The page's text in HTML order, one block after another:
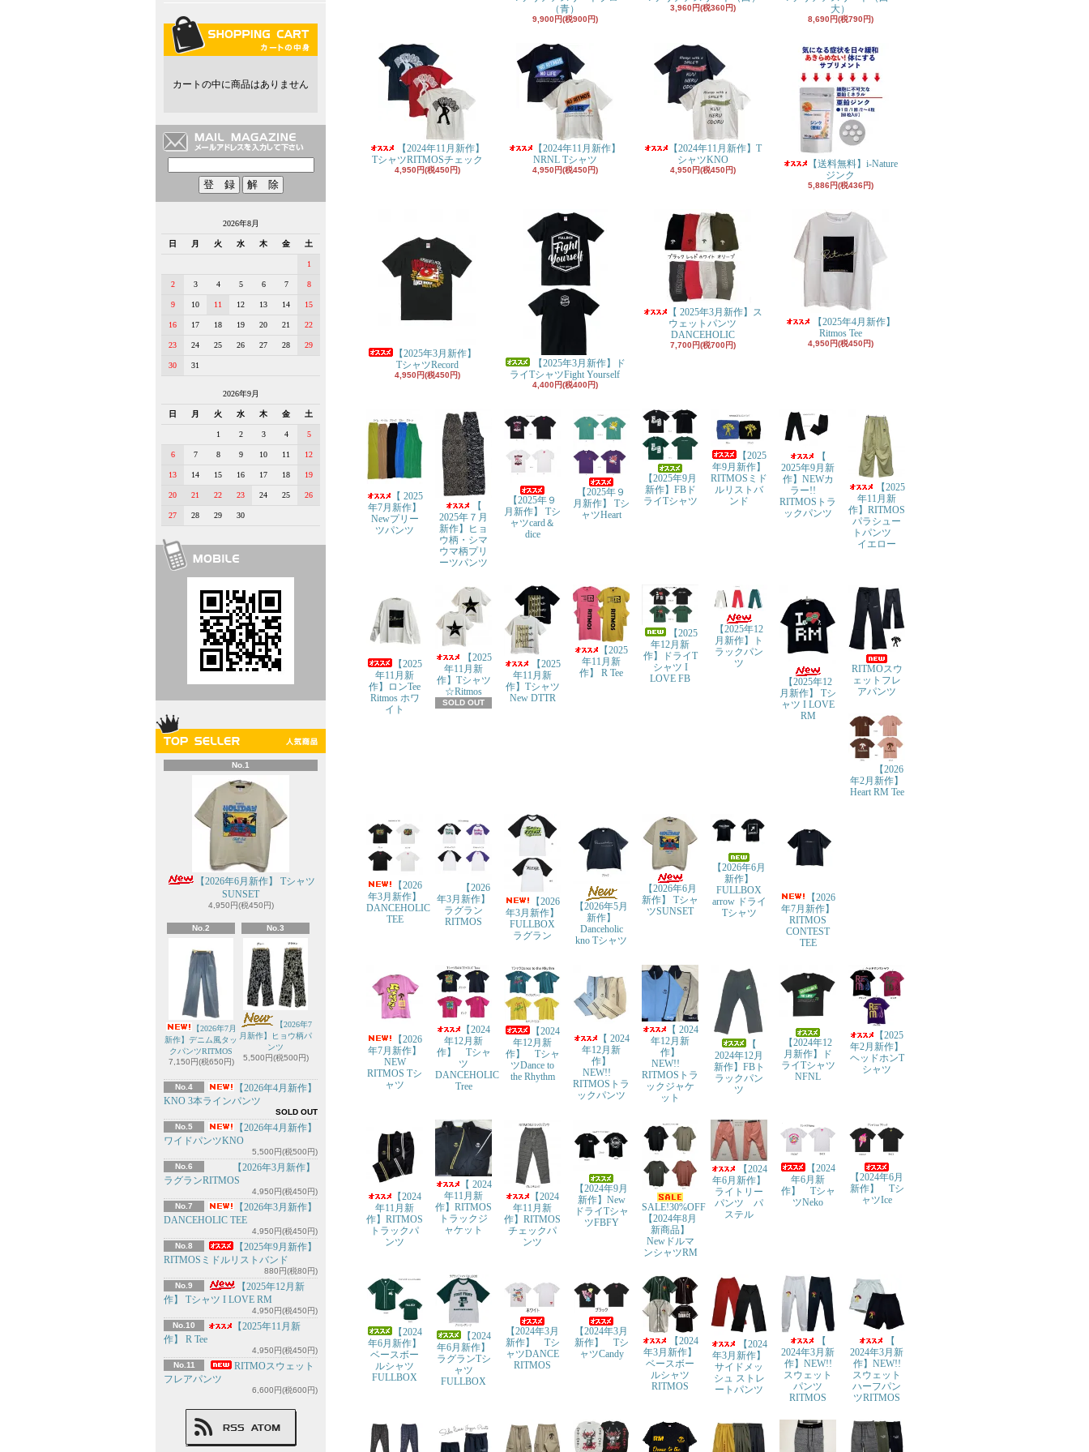
カートの中に商品はありません
2026年8月
日 月 火 水 木 金 土
1
2 3 4 5 6 7 8
9 10 11 12 13 14 15
16 17 18 19 20 21 22
23 24 25 26 27 28 29
30 31
2026年9月
日 月 火 水 木 金 土
1 2 3 4 5
6 7 8 9 10 11 12
13 14 15 16 17 18 19
20 21 22 23 24 25 26
27 28 29 30
No.1
【2026年6月新作】 Tシャツ
SUNSET
4,950円(税450円)
No.2
【2026年7月
新作】デニム風タッ
クパンツRITMOS
7,150円(税650円)
No.3
【2026年7
月新作】ヒョウ柄パ
ンツ
5,500円(税500円)
No.4
【2026年4月新作】
KNO 3本ラインパンツ
SOLD OUT
No.5
【2026年4月新作】
ワイドパンツKNO
5,500円(税500円)
No.6
【2026年3月新作】
ラグランRITMOS
4,950円(税450円)
No.7
【2026年3月新作】
DANCEHOLIC TEE
4,950円(税450円)
No.8
【2025年9月新作】
RITMOSミドルリストバンド
880円(税80円)
No.9
【2025年12月新
作】 Tシャツ I LOVE RM
4,950円(税450円)
No.10
【2025年11月新
作】 R Tee
4,950円(税450円)
No.11
RITMOスウェット
フレアパンツ
6,600円(税600円)
（青）
9,900円(税900円)
3,960円(税360円)
大）
8,690円(税790円)
【2024年11月新作】
TシャツRITMOSチェック
4,950円(税450円)
【2024年11月新作】
NRNL Tシャツ
4,950円(税450円)
【2024年11月新作】T
シャツKNO
4,950円(税450円)
【送料無料】i-Nature
ジンク
5,886円(税436円)
【2025年3月新作】
TシャツRecord
4,950円(税450円)
【2025年3月新作】ド
ライTシャツFight Yourself
4,400円(税400円)
【 2025年3月新作】ス
ウェットパンツ
DANCEHOLIC
7,700円(税700円)
【2025年4月新作】
Ritmos Tee
4,950円(税450円)
【 2025
年7月新作】
Newプリー
ツパンツ
【
2025年７月
新作】ヒョ
ウ柄・シマ
ウマ柄プリ
ーツパンツ
【2025年９
月新作】 Tシ
ャツcard＆
dice
【2025年９
月新作】 Tシ
ャツHeart
【2025年9月
新作】FBド
ライTシャツ
【2025
年9月新作】
RITMOSミド
ルリストバ
ンド
【
2025年9月新
作】NEWカ
ラー!!
RITMOSトラ
ックパンツ
【2025
年11月新
作】RITMOS
パラシュー
トパンツ
イエロー
【2025
年11月新
作】ロンTee
Ritmos ホワ
イト
【2025
年11月新
作】Tシャツ
☆Ritmos
SOLD OUT
【2025
年11月新
作】Tシャツ
New DTTR
【2025
年11月新
作】 R Tee
【2025
年12月新
作】ドライT
シャツ I
LOVE FB
【2025年12
月新作】ト
ラックパン
ツ
【2025年12
月新作】 Tシ
ャツ I LOVE
RM
RITMOスウ
ェットフレ
アパンツ
【2026
年2月新作】
Heart RM Tee
【2026
年3月新作】
DANCEHOLIC
TEE
【2026
年3月新作】
ラグラン
RITMOS
【2026
年3月新作】
FULLBOX
ラグラン
【2026年5月
新作】
Danceholic
kno Tシャツ
【2026年6月
新作】 Tシャ
ツSUNSET
【2026年6月
新作】
FULLBOX
arrow ドライ
Tシャツ
【2026
年7月新作】
RITMOS
CONTEST
TEE
【2026
年7月新作】
NEW
RITMOS Tシ
ャツ
【2024
年12月新
作】 Tシャ
ツ
DANCEHOLIC
Tree
【2024
年12月新
作】 Tシャ
ツDance to
the Rhythm
【 2024
年12月新
作】
NEW!!
RITMOSトラ
ックパンツ
【 2024
年12月新
作】
NEW!!
RITMOSトラ
ックジャケ
ット
【
2024年12月
新作】FBト
ラックパン
ツ
【2024年12
月新作】ド
ライTシャツ
NFNL
【2025
年2月新作】
ヘッドホンT
シャツ
【2024
年11月新
作】RITMOS
トラックパ
ンツ
【 2024
年11月新
作】RITMOS
トラックジ
ャケット
【2024
年11月新
作】RITMOS
チェックパ
ンツ
【2024年9月
新作】New
ドライTシャ
ツFBFY
SALE!30%OFF
【2024年8月
新商品】
Newドルマ
ンシャツRM
【2024
年6月新作】
ライトリー
パンツ パ
ステル
【2024
年6月新
作】 Tシャ
ツNeko
【2024年6月
新作】 Tシ
ャツIce
【2024
年6月新作】
ベースボー
ルシャツ
FULLBOX
【2024
年6月新作】
ラグランTシ
ャツ
FULLBOX
【2024年3月
新作】 Tシ
ャツDANCE
RITMOS
【2024年3月
新作】 Tシ
ャツCandy
【2024
年3月新作】
ベースボー
ルシャツ
RITMOS
【2024
年3月新作】
サイドメッ
シュ ストレ
ートパンツ
【
2024年3月新
作】NEW!!
スウェット
パンツ
RITMOS
【
2024年3月新
作】NEW!!
スウェット
ハーフパン
ツRITMOS